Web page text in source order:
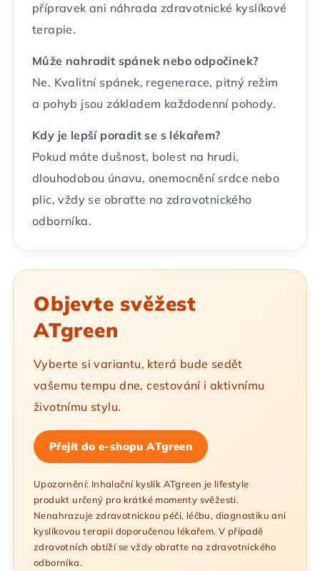
přípravek ani náhrada zdravotnické kyslíkové
terapie.
Může nahradit spánek nebo odpočinek?
Ne. Kvalitní spánek, regenerace, pitný režim
a pohyb jsou základem každodenní pohody.
Kdy je lepší poradit se s lékařem?
Pokud máte dušnost, bolest na hrudi,
dlouhodobou únavu, onemocnění srdce nebo
plic, vždy se obraťte na zdravotnického
odborníka.
Objevte svěžest
ATgreen
Vyberte si variantu, která bude sedět
vašemu tempu dne, cestování i aktivnímu
životnímu stylu.
Přejít do e-shopu ATgreen
Upozornění: Inhalační kyslík ATgreen je lifestyle
produkt určený pro krátké momenty svěžesti.
Nenahrazuje zdravotnickou péči, léčbu, diagnostiku ani
kyslíkovou terapii doporučenou lékařem. V případě
zdravotních obtíží se vždy obraťte na zdravotnického
odborníka.